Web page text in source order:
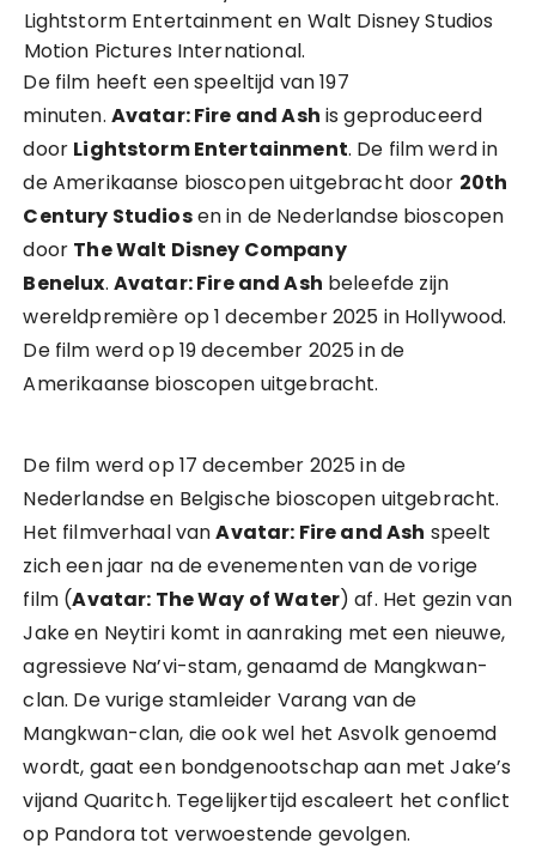
Lightstorm Entertainment en Walt Disney Studios
Motion Pictures International.
De film heeft een speeltijd van 197
minuten. Avatar: Fire and Ash is geproduceerd
door Lightstorm Entertainment. De film werd in
de Amerikaanse bioscopen uitgebracht door 20th
Century Studiosen in de Nederlandse bioscopen
door The Walt Disney Company
Benelux. Avatar: Fire and Ash beleefde zijn
wereldpremière op 1 december 2025 in Hollywood.
De film werd op 19 december 2025 in de
Amerikaanse bioscopen uitgebracht.
De film werd op 17 december 2025 in de
Nederlandse en Belgische bioscopen uitgebracht.
Het filmverhaal vanAvatar: Fire and Ash speelt
zich een jaar na de evenementen van de vorige
film (Avatar: The Way of Water) af. Het gezin van
Jake en Neytiri komt in aanraking met een nieuwe,
agressieve Na’vi-stam, genaamd de Mangkwan-
clan. De vurige stamleider Varang van de
Mangkwan-clan, die ook wel het Asvolk genoemd
wordt, gaat een bondgenootschap aan met Jake’s
vijand Quaritch. Tegelijkertijd escaleert het conflict
op Pandora tot verwoestende gevolgen.